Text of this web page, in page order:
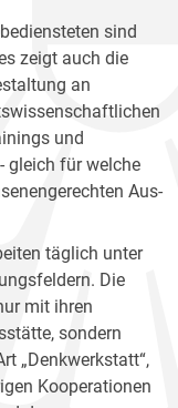
sind
zeigt auch die
an
und
gleich für welche
Aus-
täglich unter
Die
mit ihren
sondern
„Denkwerkstatt“,
Kooperationen